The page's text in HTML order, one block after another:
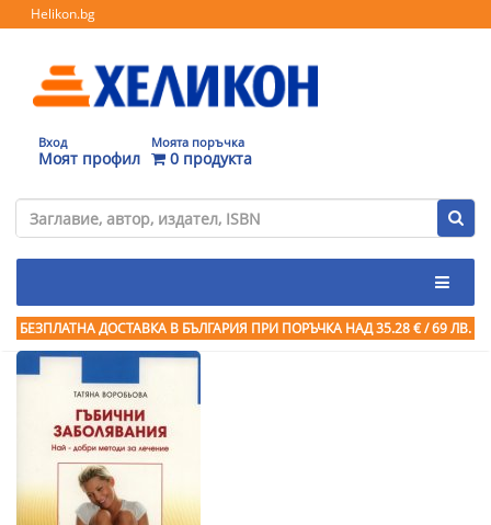
Helikon.bg
Вход
Моят профил
Моята поръчка
0 продукта
БЕЗПЛАТНА ДОСТАВКА В БЪЛГАРИЯ ПРИ ПОРЪЧКА НАД 35.28 € / 69 ЛВ.